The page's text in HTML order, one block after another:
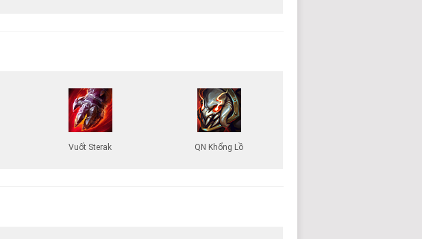
Vuốt Sterak QN Khổng Lồ